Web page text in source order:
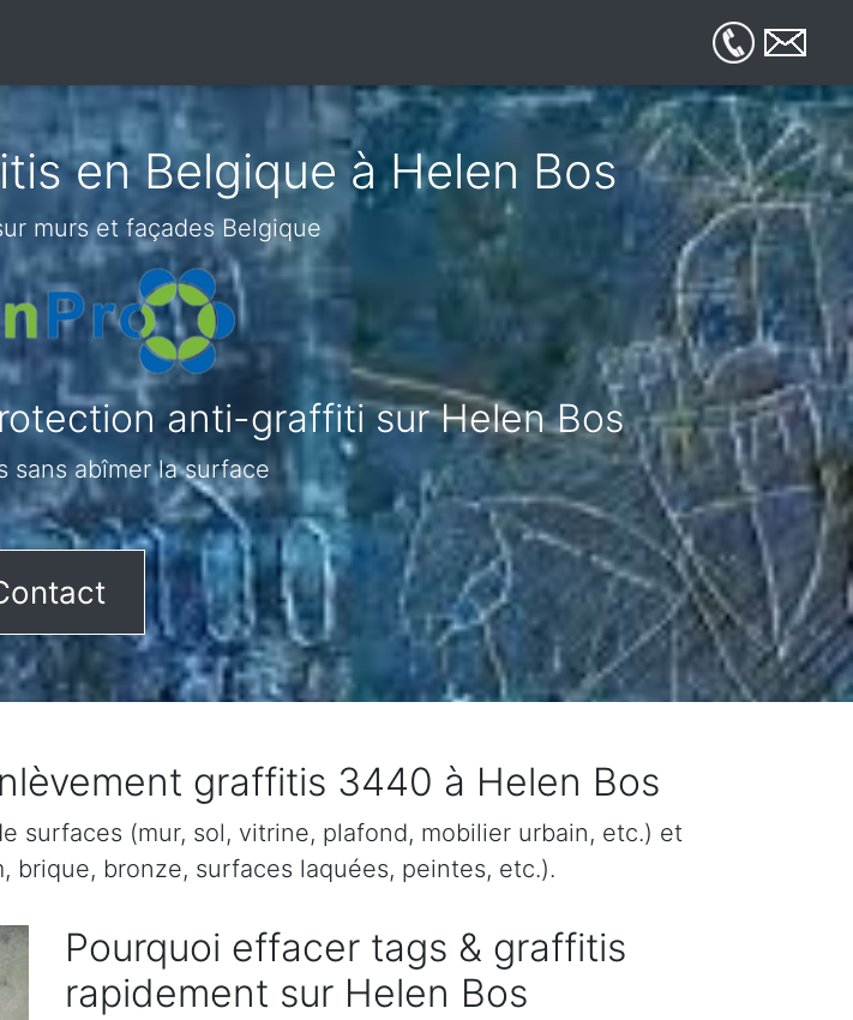
en Belgique à Helen Bos
murs et façades Belgique
anti-graffiti sur Helen Bos
sans abîmer la surface
graffitis 3440 à Helen Bos
surfaces (mur, sol, vitrine, plafond, mobilier urbain, etc.) et
brique, bronze, surfaces laquées, peintes, etc.).
Pourquoi effacer tags & graffitis
rapidement sur Helen Bos